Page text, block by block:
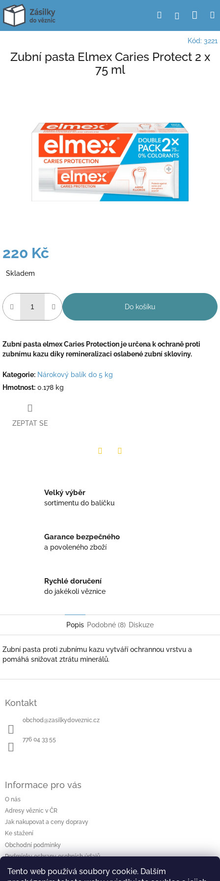
Tento web používá soubory cookie. Dalším
Přejít
obsah
HledatPřihlášení
Kód: 3221
Zubní pasta Elmex Caries Protect 2 x
75 ml
220 Kč
cena:
Skladem
Do košíku
Zubní pasta elmex Caries Protection je určena k ochraně proti
zubnímu kazu díky remineralizaci oslabené zubní skloviny.
Kategorie: Nárokový balík do 5 kg
Hmotnost: 0.178 kg
ZEPTAT SE
Velký výběr
sortimentu do balíčku
Garance bezpečného
a povoleného zboží
Rychlé doručení
do jakékoli věznice
Popis Podobné (8) Diskuze
Zubní pasta proti zubnímu kazu vytváří ochrannou vrstvu a
pomáhá snižovat ztrátu minerálů.
Kontakt
obchod@zasilkydoveznic.cz
776 04 33 55
Informace pro vás
O nás
Adresy věznic v ČR
Jak nakupovat a ceny dopravy
Ke stažení
Obchodní podmínky
Podmínky ochrany osobních údajů